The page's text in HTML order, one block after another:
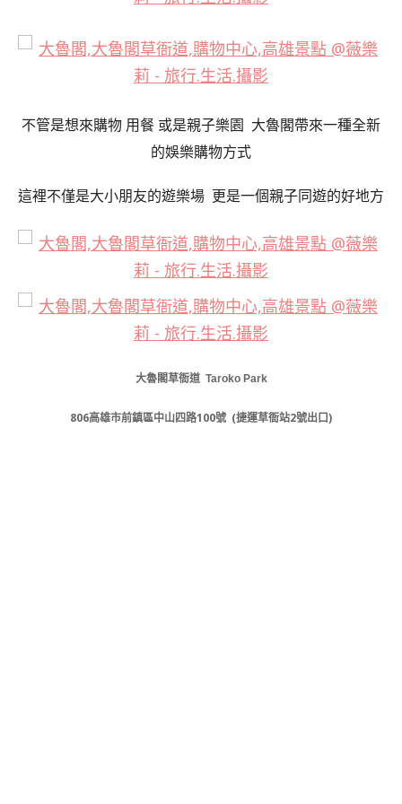
不管是想來購物 用餐 或是親子樂園 大魯閣帶來一種全新
的娛樂購物方式
這裡不僅是大小朋友的遊樂場 更是一個親子同遊的好地方
大魯閣草衙道 Taroko Park
806高雄市前鎮區中山四路100號 (捷運草衙站2號出口)